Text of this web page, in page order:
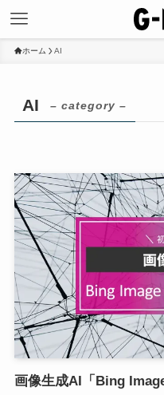
ホーム AI
AI – category –
画像生成AI「Bing